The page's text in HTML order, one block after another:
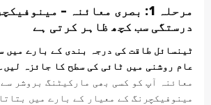
مرحلہ 1: بصری معائنہ –
درستگی سب کچھ ظاہر کرتی ہے
ٹینسائل طاقت کی درجہ بندی کے بارے میں
عام روشنی میں ٹائی کی سطح کا جائزہ
معائنہ آپ کو کسی بھی مارکیٹنگ بروشر سے
مینوفیکچرنگ کے معیار کے بارے میں